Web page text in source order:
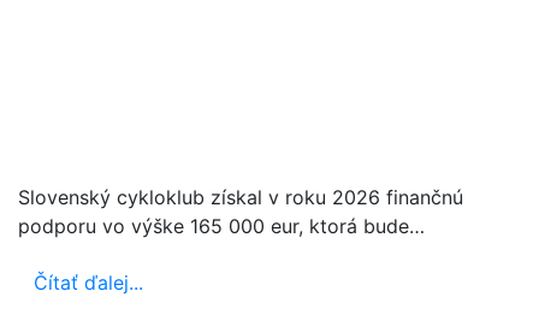
Slovenský cykloklub získal v roku 2026 finančnú
podporu vo výške 165 000 eur, ktorá bude…
Čítať ďalej...